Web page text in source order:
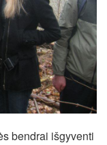
bendrai išgyventi